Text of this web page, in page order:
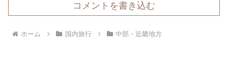
コメントを書き込む
ホーム 国内旅行 中部・近畿地方